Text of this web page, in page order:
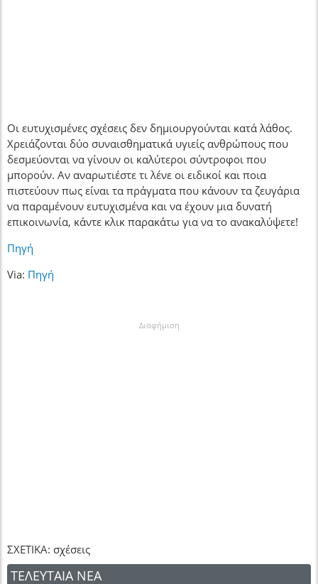
Οι ευτυχισμένες σχέσεις δεν δημιουργούνται κατά λάθος.
Χρειάζονται δύο συναισθηματικά υγιείς ανθρώπους που
δεσμεύονται να γίνουν οι καλύτεροι σύντροφοι που
μπορούν. Αν αναρωτιέστε τι λένε οι ειδικοί και ποια
πιστεύουν πως είναι τα πράγματα που κάνουν τα ζευγάρια
να παραμένουν ευτυχισμένα και να έχουν μια δυνατή
επικοινωνία, κάντε κλικ παρακάτω για να το ανακαλύψετε!
Πηγή
Via: Πηγή
Διαφήμιση
ΣΧΕΤΙΚΑ: σχέσεις
ΤΕΛΕΥΤΑΙΑ ΝΕΑ